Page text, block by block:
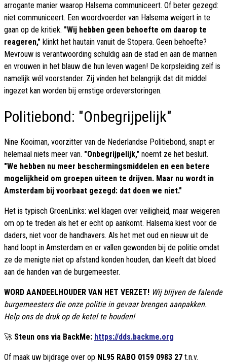
arrogante manier waarop Halsema communiceert. Of beter gezegd:
niet communiceert. Een woordvoerder van Halsema weigert in te
gaan op de kritiek. "Wij hebben geen behoefte om daarop te
reageren," klinkt het hautain vanuit de Stopera. Geen behoefte?
Mevrouw is verantwoording schuldig aan de stad en aan de mannen
en vrouwen in het blauw die hun leven wagen! De korpsleiding zelf is
namelijk wél voorstander. Zij vinden het belangrijk dat dit middel
ingezet kan worden bij ernstige ordeverstoringen.
Politiebond: "Onbegrijpelijk"
Nine Kooiman, voorzitter van de Nederlandse Politiebond, snapt er
helemaal niets meer van. "Onbegrijpelijk," noemt ze het besluit.
"We hebben nu meer beschermingsmiddelen en een betere
mogelijkheid om groepen uiteen te drijven. Maar nu wordt in
Amsterdam bij voorbaat gezegd: dat doen we niet."
Het is typisch GroenLinks: wel klagen over veiligheid, maar weigeren
om op te treden als het er echt op aankomt. Halsema kiest voor de
daders, niet voor de handhavers. Als het met oud en nieuw uit de
hand loopt in Amsterdam en er vallen gewonden bij de politie omdat
ze de menigte niet op afstand konden houden, dan kleeft dat bloed
aan de handen van de burgemeester.
WORD AANDEELHOUDER VAN HET VERZET! Wij blijven de falende
burgemeesters die onze politie in gevaar brengen aanpakken.
Help ons de druk op de ketel te houden!
🚀 Steun ons via BackMe: https://dds.backme.org
Of maak uw bijdrage over op NL95 RABO 0159 0983 27 t.n.v.